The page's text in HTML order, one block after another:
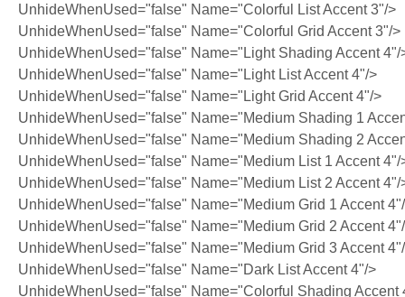
UnhideWhenUsed="false" Name="Colorful List Accent 3"/>
UnhideWhenUsed="false" Name="Colorful Grid Accent 3"/>
UnhideWhenUsed="false" Name="Light Shading Accent 4"/
UnhideWhenUsed="false" Name="Light List Accent 4"/>
UnhideWhenUsed="false" Name="Light Grid Accent 4"/>
UnhideWhenUsed="false" Name="Medium Shading 1
UnhideWhenUsed="false" Name="Medium Shading 2
UnhideWhenUsed="false" Name="Medium List 1 Accent 4"/
UnhideWhenUsed="false" Name="Medium List 2 Accent 4"/
UnhideWhenUsed="false" Name="Medium Grid 1 Accent
UnhideWhenUsed="false" Name="Medium Grid 2 Accent
UnhideWhenUsed="false" Name="Medium Grid 3 Accent
UnhideWhenUsed="false" Name="Dark List Accent 4"/>
UnhideWhenUsed="false" Name="Colorful Shading Accent